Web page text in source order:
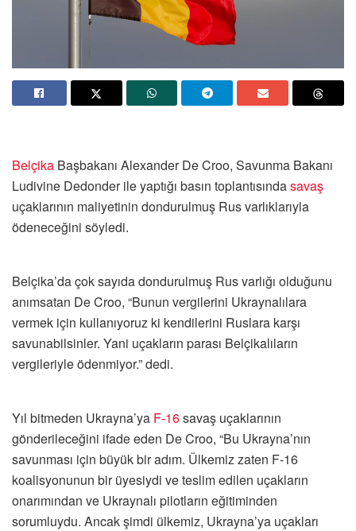
Belçika Başbakanı Alexander De Croo, Savunma Bakanı
Ludivine Dedonder ile yaptığı basın toplantısındasavaş
uçaklarının maliyetinin dondurulmuş Rus varlıklarıyla
ödeneceğini söyledi.
Belçika’da çok sayıda dondurulmuş Rus varlığı olduğunu
anımsatan De Croo, “Bunun vergilerini Ukraynalılara
vermek için kullanıyoruz ki kendilerini Ruslara karşı
savunabilsinler. Yani uçakların parası Belçikalıların
vergileriyle ödenmiyor.” dedi.
Yıl bitmeden Ukrayna’ya F-16savaş uçaklarının
gönderileceğini ifade eden De Croo, “Bu Ukrayna’nın
savunması için büyük bir adım. Ülkemiz zaten F-16
koalisyonunun bir üyesiydi ve teslim edilen uçakların
onarımından ve Ukraynalı pilotların eğitiminden
sorumluydu. Ancak şimdi ülkemiz, Ukrayna’ya uçakları